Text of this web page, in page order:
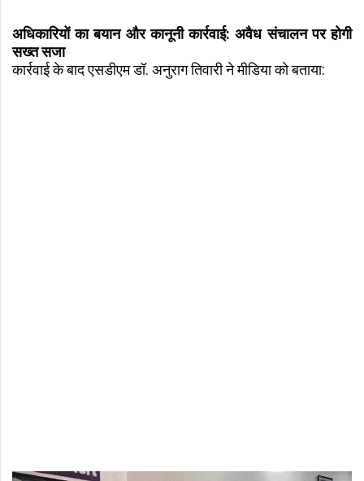
अधिकारियों का बयान और कानूनी कार्रवाई: अवैध संचालन पर होगी
सख्त सजा
कार्रवाई के बाद एसडीएम डॉ. अनुराग तिवारी ने मीडिया को बताया: